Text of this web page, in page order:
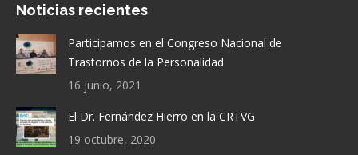
Noticias recientes
Participamos en el Congreso Nacional de
Trastornos de la Personalidad
16 junio, 2021
El Dr. Fernández Hierro en la CRTVG
19 octubre, 2020